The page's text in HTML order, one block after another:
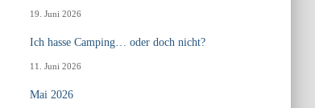
19. Juni 2026
Ich hasse Camping… oder doch nicht?
11. Juni 2026
Mai 2026